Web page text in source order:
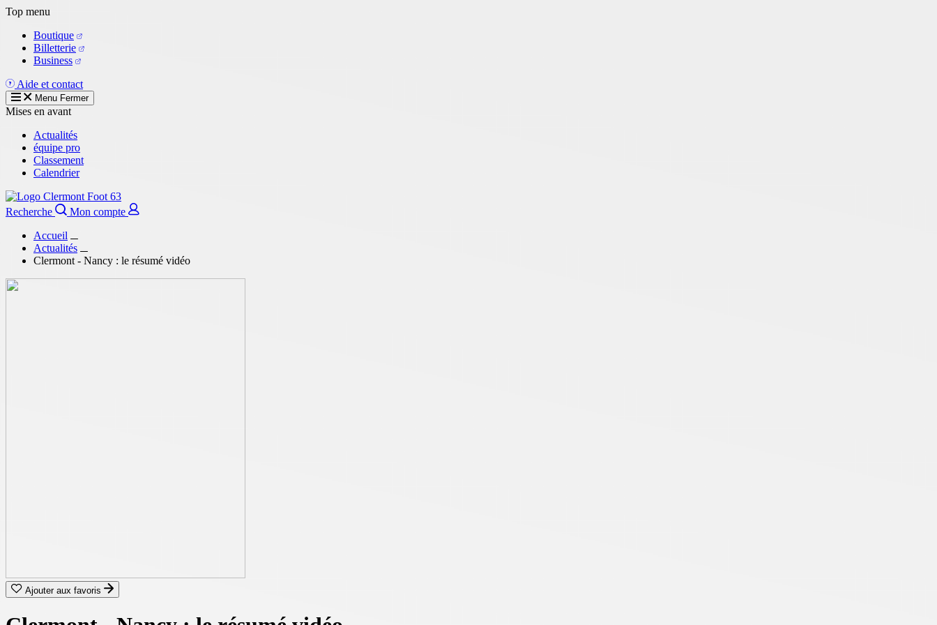
Aller
contenu
principal
Top menu
Boutique
Billetterie
Business
Aide et contact
Menu Fermer
Mises en avant
Actualités
équipe pro
Classement
Calendrier
Recherche
Mon compte
Accueil
Actualités
Clermont - Nancy : le résumé vidéo
Ajouter aux favoris